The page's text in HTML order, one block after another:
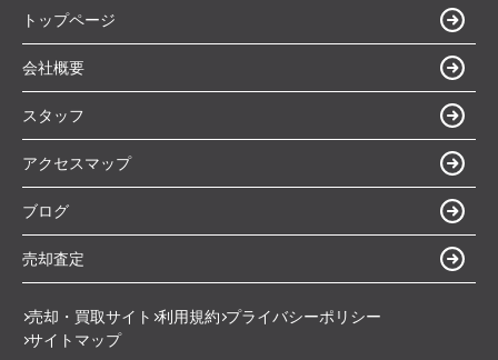
トップページ
会社概要
スタッフ
アクセスマップ
ブログ
売却査定
売却・買取サイト 利用規約 プライバシーポリシー
サイトマップ